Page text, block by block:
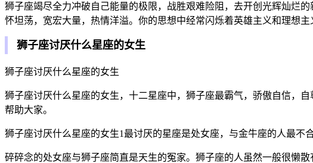
狮子座竭尽全力冲破自己能量的极限，战胜艰难险阻，去开创光辉灿烂
怀坦荡，宽宏大量，热情洋溢。你的思想中经常闪烁着英雄主义和理想主
狮子座讨厌什么星座的女生
狮子座讨厌什么星座的女生
狮子座讨厌什么星座的女生，十二星座中，狮子座最霸气，骄傲自信，
帮助大家。
狮子座讨厌什么星座的女生1最讨厌的星座是处女座，与金牛座的人最不合
碎碎念的处女座与狮子座简直是天生的冤家。狮子座的人虽然一般很懒